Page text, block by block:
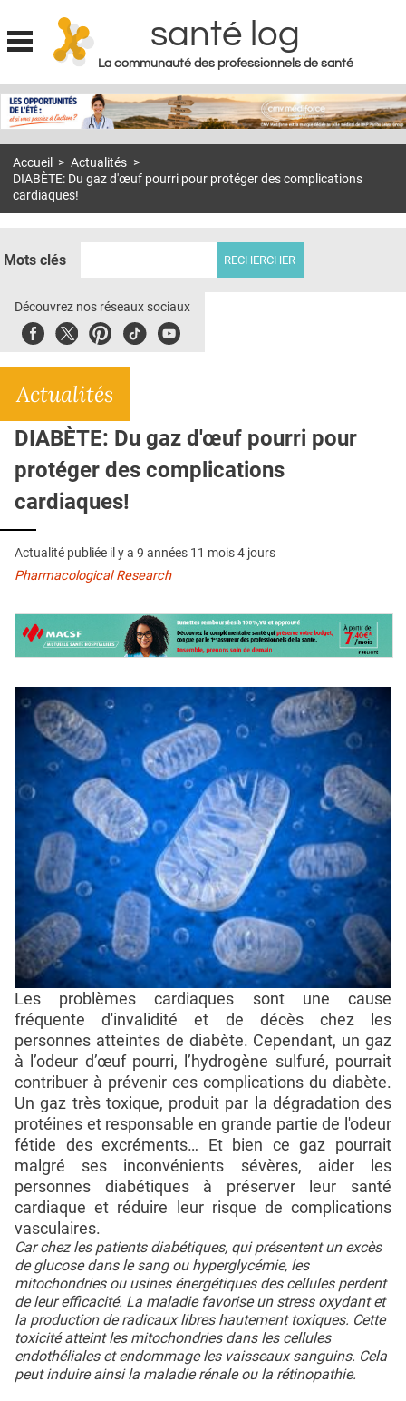
Jump to navigation
santé log
La communauté des professionnels de santé
MON COMPTE
S'ABONNER À LA REVUE SOIN À DOMICILE
ACTUS
E-REVUE SAD
THÉMA
CRÉDITS
Accueil > Actualités >
DIABÈTE: Du gaz d'œuf pourri pour protéger des complications
cardiaques!
Mots clés
Découvrez nos réseaux sociaux
FacebookTwitterPinterest
TiktokYoubute
Actualités
DIABÈTE: Du gaz d'œuf pourri pour
protéger des complications
cardiaques!
Actualité publiée il y a 9 années 11 mois 4 jours
Pharmacological Research
Les problèmes cardiaques sont une cause
fréquente d'invalidité et de décès chez les
personnes atteintes de diabète. Cependant, un gaz
à l’odeur d’œuf pourri, l’hydrogène sulfuré, pourrait
contribuer à prévenir ces complications du diabète.
Un gaz très toxique, produit par la dégradation des
protéines et responsable en grande partie de l'odeur
fétide des excréments… Et bien ce gaz pourrait
malgré ses inconvénients sévères, aider les
personnes diabétiques à préserver leur santé
cardiaque et réduire leur risque de complications
vasculaires.
Car chez les patients diabétiques, qui présentent un excès
de glucose dans le sang ou hyperglycémie, les
mitochondries ou usines énergétiques des cellules perdent
de leur efficacité. La maladie favorise un stress oxydant et
la production de radicaux libres hautement toxiques. Cette
toxicité atteint les mitochondries dans les cellules
endothéliales et endommage les vaisseaux sanguins. Cela
peut induire ainsi la maladie rénale ou la rétinopathie.